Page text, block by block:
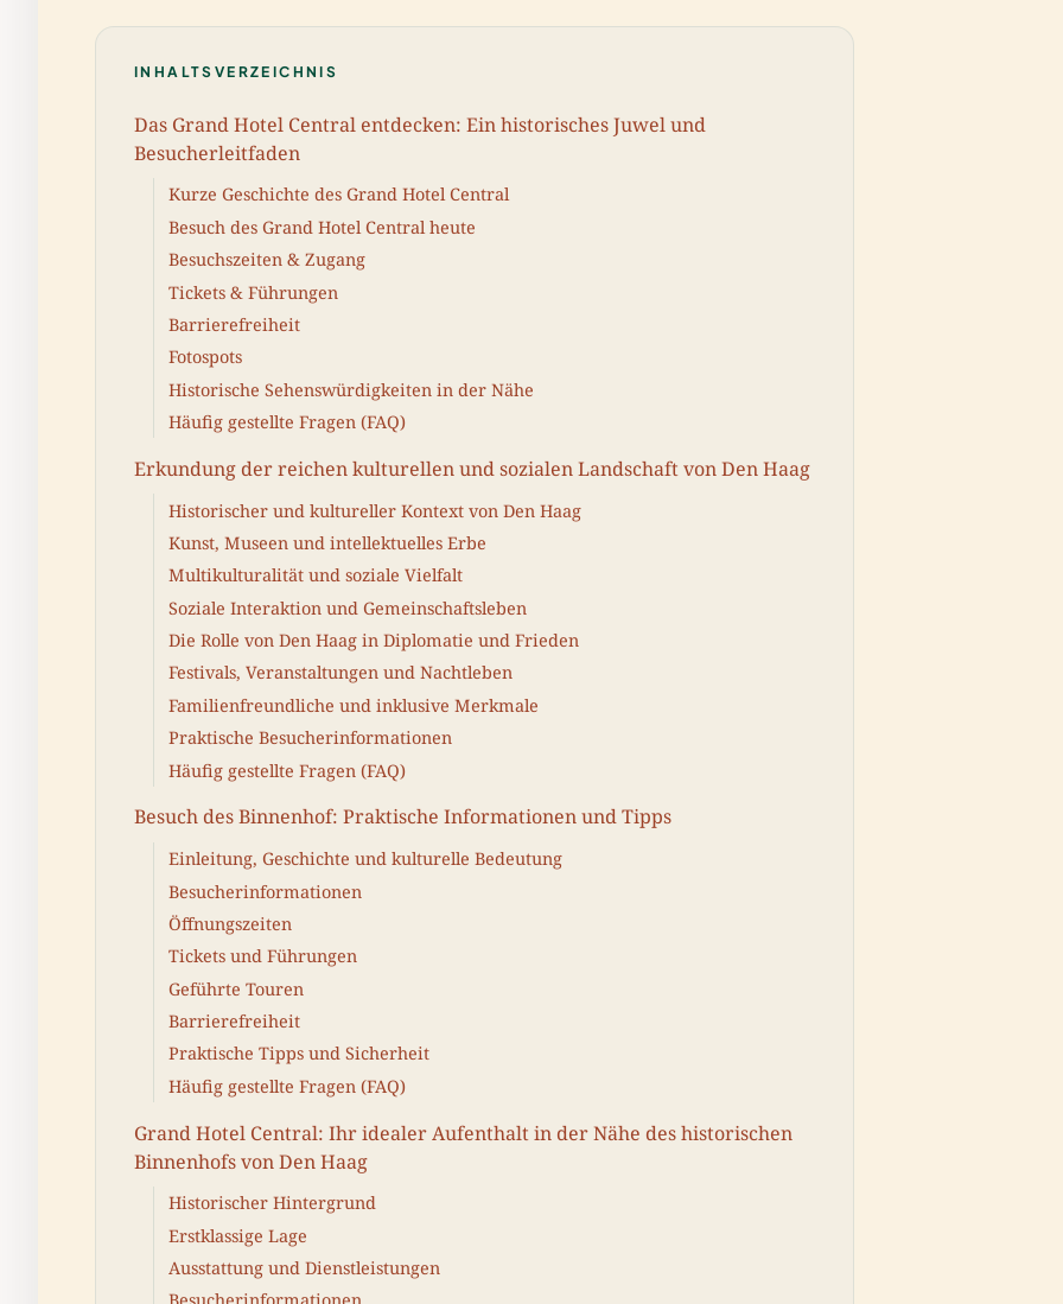
INHALTSVERZEICHNIS
Das Grand Hotel Central entdecken: Ein historisches Juwel und
Besucherleitfaden
Kurze Geschichte des Grand Hotel Central
Besuch des Grand Hotel Central heute
Besuchszeiten & Zugang
Tickets & Führungen
Barrierefreiheit
Fotospots
Historische Sehenswürdigkeiten in der Nähe
Häufig gestellte Fragen (FAQ)
Erkundung der reichen kulturellen und sozialen Landschaft von Den Haag
Historischer und kultureller Kontext von Den Haag
Kunst, Museen und intellektuelles Erbe
Multikulturalität und soziale Vielfalt
Soziale Interaktion und Gemeinschaftsleben
Die Rolle von Den Haag in Diplomatie und Frieden
Festivals, Veranstaltungen und Nachtleben
Familienfreundliche und inklusive Merkmale
Praktische Besucherinformationen
Häufig gestellte Fragen (FAQ)
Besuch des Binnenhof: Praktische Informationen und Tipps
Einleitung, Geschichte und kulturelle Bedeutung
Besucherinformationen
Öffnungszeiten
Tickets und Führungen
Geführte Touren
Barrierefreiheit
Praktische Tipps und Sicherheit
Häufig gestellte Fragen (FAQ)
Grand Hotel Central: Ihr idealer Aufenthalt in der Nähe des historischen
Binnenhofs von Den Haag
Historischer Hintergrund
Erstklassige Lage
Ausstattung und Dienstleistungen